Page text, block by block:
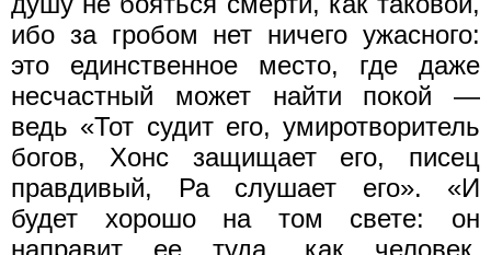
ибо за гробом нет ничего ужасного:
это единственное место, где даже
несчастный может найти покой —
ведь «Тот судит его, умиротворитель
богов, Хонс защищает его, писец
правдивый, Ра слушает его». «И
будет хорошо на том свете: он
направит ее туда, как человек,